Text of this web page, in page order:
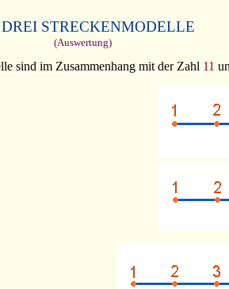
DREI STRECKENMODELLE
(Auswertung)
sind im Zusammenhang mit der Zahl 11